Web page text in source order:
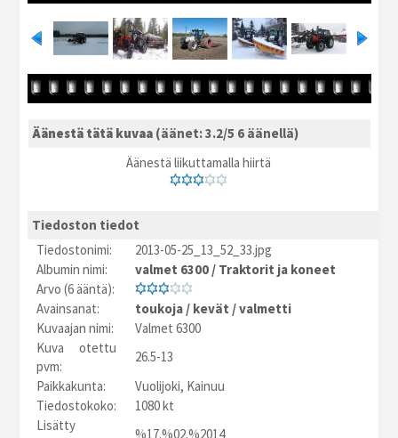
Äänestä tätä kuvaa (äänet: 3.2/5 6 äänellä)
Äänestä liikuttamalla hiirtä
Tiedoston tiedot
Tiedostonimi:
2013-05-25_13_52_33.jpg
Albumin nimi:
valmet 6300 / Traktorit ja koneet
Arvo (6 ääntä):
Avainsanat:
toukoja / kevät /valmetti
Kuvaajan nimi:
Valmet 6300
Kuva otettu
pvm:
26.5-13
Paikkakunta:
Vuolijoki, Kainuu
Tiedostokoko:
1080 kt
Lisätty
%17.%02.%2014